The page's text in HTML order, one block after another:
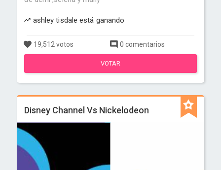
ashley tisdale está ganando
19,512 votos 0 comentarios
VOTAR
Disney Channel Vs Nickelodeon